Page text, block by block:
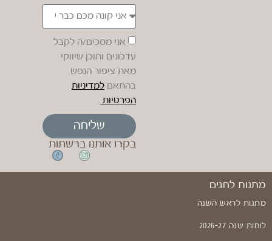
אני מסכים/ה לקבל
עדכונים ותוכן שיווקי
מאת ציפור הנפש
בהתאם למדיניות
הפרטיות .
שליחה
בקרו אותנו ברשתות
מתנות לחגים
מתנות לראש השנה
לוחות שנה 2026-27